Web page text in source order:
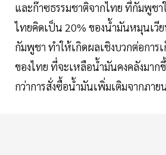
และก๊าซธรรมชาติจากไทย ที่กัมพูชา
ไทยคิดเป็น 20% ของน้ำมันหมุนเวี
กัมพูชา ทำให้เกิดผลเชิงบวกต่อการ
ของไทย ที่จะเหลือน้ำมันคงคลังมา
กว่าการสั่งซื้อน้ำมันเพิ่มเติมจากภาย